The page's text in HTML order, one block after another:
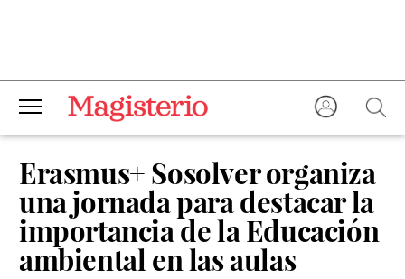
Erasmus+ Sosolver organiza
una jornada para destacar la
importancia de la Educación
ambiental en las aulas